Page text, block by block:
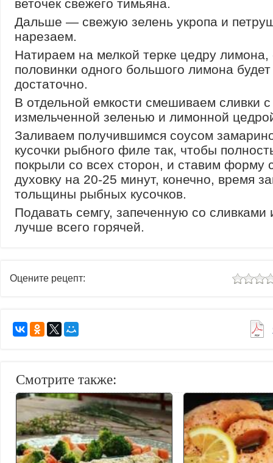
веточек свежего тимьяна.
Дальше — свежую зелень укропа и
нарезаем.
Натираем на мелкой терке цедру лимона,
половинки одного большого лимона
достаточно.
В отдельной емкости смешиваем сливки с
измельченной зеленью и лимонной
Заливаем получившимся соусом
кусочки рыбного филе так, чтобы
покрыли со всех сторон, и ставим форму
духовку на 20-25 минут, конечно, время
тольщины рыбных кусочков.
Подавать семгу, запеченную со
лучше всего горячей.
Оцените рецепт:
Смотрите также: